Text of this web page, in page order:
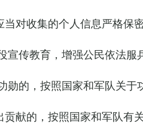
对收集的个人信息严格保
传教育，增强公民依法服
的，按照国家和军队关于
献的，按照国家和军队有